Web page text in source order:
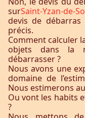
surSaint-Yzan-de-
devis de
précis.
Comment calculer
objets dans la
débarrasser ?
Nous avons une
domaine de
Nous estimerons
Ou vont les habits
?